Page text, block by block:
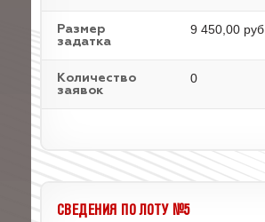
Размер
задатка
9 450,00 руб.
Количество
заявок
0
СВЕДЕНИЯ ПО ЛОТУ №5